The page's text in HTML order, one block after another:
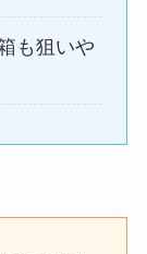
も狙いや